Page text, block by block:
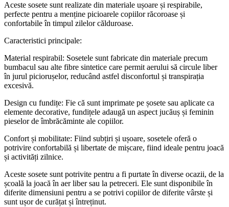
Aceste sosete sunt realizate din materiale ușoare și respirabile,
perfecte pentru a menține picioarele copiilor răcoroase și
confortabile în timpul zilelor călduroase.
Caracteristici principale:
Material respirabil: Sosetele sunt fabricate din materiale precum
bumbacul sau alte fibre sintetice care permit aerului să circule liber
în jurul piciorușelor, reducând astfel disconfortul și transpirația
excesivă.
Design cu fundițe: Fie că sunt imprimate pe șosete sau aplicate ca
elemente decorative, fundițele adaugă un aspect jucăuș și feminin
pieselor de îmbrăcăminte ale copiilor.
Confort și mobilitate: Fiind subțiri și ușoare, sosetele oferă o
potrivire confortabilă și libertate de mișcare, fiind ideale pentru joacă
și activități zilnice.
Aceste sosete sunt potrivite pentru a fi purtate în diverse ocazii, de la
școală la joacă în aer liber sau la petreceri. Ele sunt disponibile în
diferite dimensiuni pentru a se potrivi copiilor de diferite vârste și
sunt ușor de curățat și întreținut.